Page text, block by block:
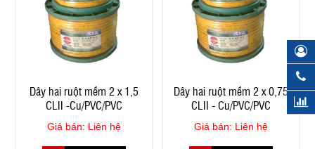
Dây hai ruột mềm 2 x 1,5
CLII -Cu/PVC/PVC
Giá bán: Liên hệ
Dây hai ruột mềm 2 x 0,75
CLII - Cu/PVC/PVC
Giá bán: Liên hệ